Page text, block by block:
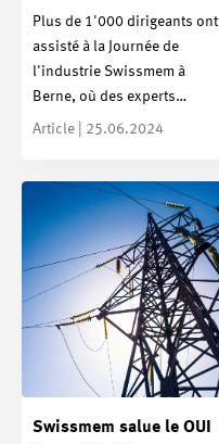
Plus de 1'000 dirigeants ont
assisté à la Journée de
l'industrie Swissmem à
Berne, où des experts…
Article | 25.06.2024
Swissmem salue le OUI